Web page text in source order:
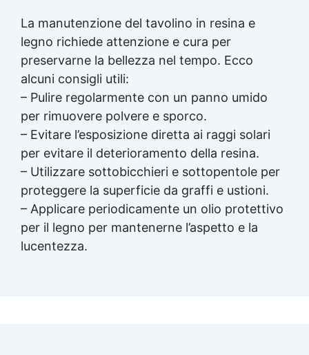
La manutenzione del tavolino in resina e
legno richiede attenzione e cura per
preservarne la bellezza nel tempo. Ecco
alcuni consigli utili:
– Pulire regolarmente con un panno umido
per rimuovere polvere e sporco.
– Evitare l’esposizione diretta ai raggi solari
per evitare il deterioramento della resina.
– Utilizzare sottobicchieri e sottopentole per
proteggere la superficie da graffi e ustioni.
– Applicare periodicamente un olio protettivo
per il legno per mantenerne l’aspetto e la
lucentezza.